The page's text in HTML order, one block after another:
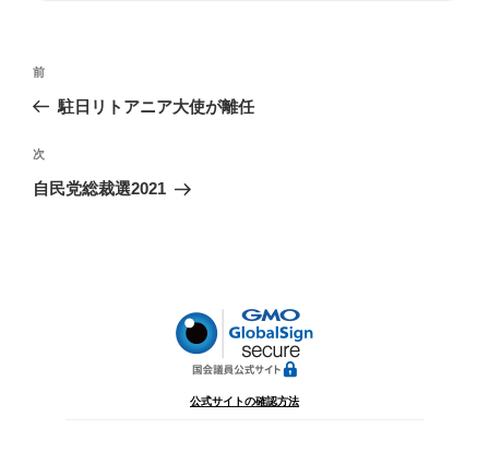
投
ビ
ゲ
前
の
稿
前
駐日リトアニア大使が離任
次
の
次
自民党総裁選2021
公式サイトの確認方法